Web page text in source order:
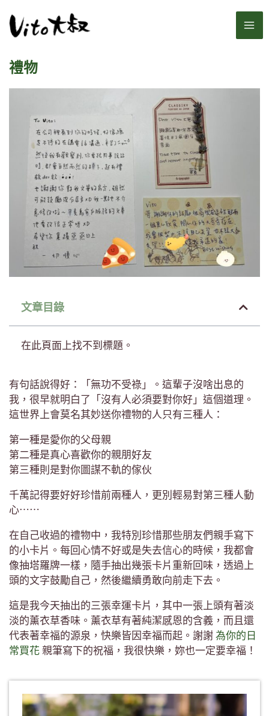
至
內禮物
文章目錄
在此頁面上找不到標題。
有句話說得好：「無功不受祿」。這輩子沒啥出息的
我，很早就明白了「沒有人必須要對你好」這個道理。
這世界上會莫名其妙送你禮物的人只有三種人：
第一種是愛你的父母親
第二種是真心喜歡你的親朋好友
第三種則是對你圖謀不軌的傢伙
千萬記得要好好珍惜前兩種人，更別輕易對第三種人動
心⋯⋯
在自己收過的禮物中，我特別珍惜那些朋友們親手寫下
的小卡片。每回心情不好或是失去信心的時候，我都會
像抽塔羅牌一樣，隨手抽出幾張卡片重新回味，透過上
頭的文字鼓勵自己，然後繼續勇敢向前走下去。
這是我今天抽出的三張幸運卡片，其中一張上頭有著淡
淡的薰衣草香味。薰衣草有著純潔感恩的含義，而且還
代表著幸福的源泉，快樂皆因幸福而起。謝謝 為你的日
常買花 親筆寫下的祝福，我很快樂，妳也一定要幸福！